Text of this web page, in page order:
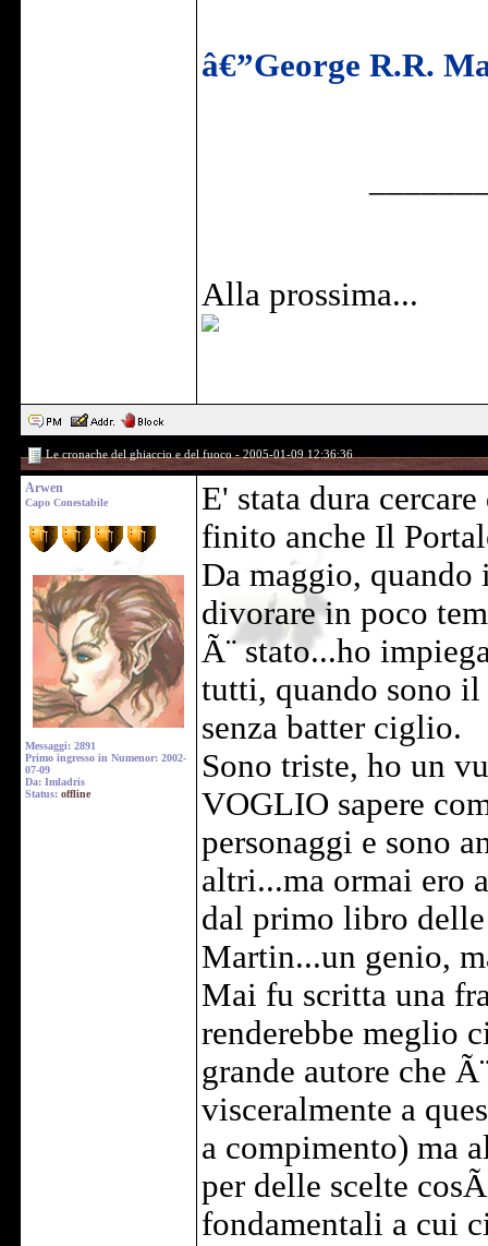
â€”George R.R.
Alla prossima...
Le cronache del ghiaccio e del fuoco - 2005-01-09 12:36:36
Arwen
Capo Conestabile
Messaggi: 2891
Primo ingresso in Numenor: 2002-
07-09
Da: Imladris
Status: offline
E' stata dura
finito anche Il
Da maggio,
divorare in poco
Ã¨ stato...ho
tutti, quando sono
senza batter ciglio.
Sono triste, ho un
VOGLIO sapere
personaggi e sono
altri...ma ormai ero
dal primo libro
Martin...un genio,
Mai fu scritta una
renderebbe meglio
grande autore che
visceralmente a
a compimento) ma
per delle scelte
fondamentali a cui